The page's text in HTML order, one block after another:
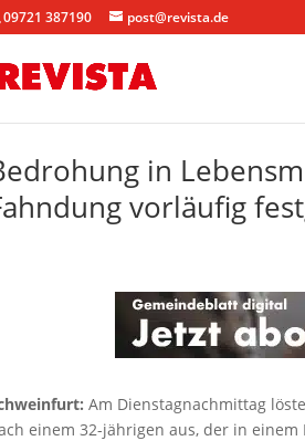
09721 387190 post@revista.de
in
vorläufig
Am Dienstagnachmittag
einem 32-jährigen aus, der in